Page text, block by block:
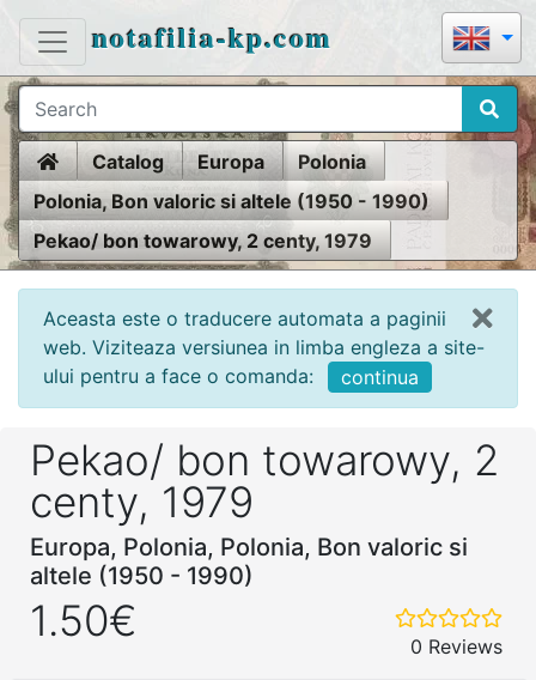
notafilia-kp.com
HomeCatalog Europa
Polonia
Polonia, Bon valoric si altele (1950 - 1990)
Pekao/ bon towarowy, 2 centy, 1979
Aceasta este o traducere automata a paginii
web. Viziteaza versiunea in limba engleza a site-
ului pentru a face o comanda:
continua
Pekao/ bon towarowy, 2
centy, 1979
Europa, Polonia, Polonia, Bon valoric si
altele (1950 - 1990)
1.50€
0 Reviews